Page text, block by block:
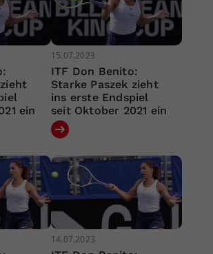
ein
15.07.2023
ITF Don Benito:
Starke Paszek zieht
ins erste Endspiel
seit Oktober 2021 ein
14.07.2023